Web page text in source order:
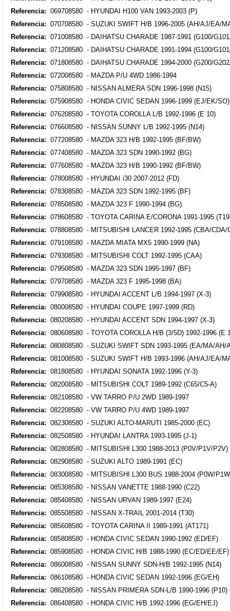
Referencia: 069708580 - HYUNDAI H100 VAN 1993-2003 (P)
Referencia: 070708580 - SUZUKI SWIFT H/B 1996-2005 (AH/AJ/EA/
Referencia: 071008580 - DAIHATSU CHARADE 1987-1991 (G100/
Referencia: 071208580 - DAIHATSU CHARADE 1991-1994 (G100/
Referencia: 071808580 - DAIHATSU CHARADE 1994-2000 (G200/
Referencia: 072008580 - MAZDA P/U 4WD 1986-1994
Referencia: 075808580 - NISSAN ALMERA SDN 1996-1998 (N15)
Referencia: 075908580 - HONDA CIVIC SEDAN 1996-1999 (EJ/EK/SO)
Referencia: 076208580 - TOYOTA COROLLA L/B 1992-1996 (E 10)
Referencia: 076608580 - NISSAN SUNNY L/B 1992-1995 (N14)
Referencia: 077208580 - MAZDA 323 H/B 1992-1995 (BF/BW)
Referencia: 077408580 - MAZDA 323 SDN 1990-1992 (BG)
Referencia: 077608580 - MAZDA 323 H/B 1990-1992 (BF/BW)
Referencia: 078008580 - HYUNDAI i30 2007-2012 (FD)
Referencia: 078308580 - MAZDA 323 SDN 1992-1995 (BF)
Referencia: 078508580 - MAZDA 323 F 1990-1994 (BG)
Referencia: 078608580 - TOYOTA CARINA E/CORONA 1991-1995
Referencia: 078808580 - MITSUBISHI LANCER 1992-1995 (CBA/CDA/
Referencia: 079108580 - MAZDA MIATA MX5 1990-1999 (NA)
Referencia: 079308580 - MITSUBISHI COLT 1992-1995 (CAA)
Referencia: 079508580 - MAZDA 323 SDN 1995-1997 (BF)
Referencia: 079708580 - MAZDA 323 F 1995-1998 (BA)
Referencia: 079908580 - HYUNDAI ACCENT L/B 1994-1997 (X-3)
Referencia: 080008580 - HYUNDAI COUPE 1997-1999 (RD)
Referencia: 080208580 - HYUNDAI ACCENT SDN 1994-1997 (X-3)
Referencia: 080608580 - TOYOTA COROLLA H/B (3/5D) 1992-1996 (E
Referencia: 080808580 - SUZUKI SWIFT SDN 1993-1995 (EA/MA/AH/
Referencia: 081008580 - SUZUKI SWIFT H/B 1993-1996 (AH/AJ/EA/
Referencia: 081808580 - HYUNDAI SONATA 1992-1996 (Y-3)
Referencia: 082008580 - MITSUBISHI COLT 1989-1992 (C65/C5-A)
Referencia: 082108580 - VW TARRO P/U 2WD 1989-1997
Referencia: 082208580 - VW TARRO P/U 4WD 1989-1997
Referencia: 082308580 - SUZUKI ALTO-MARUTI 1985-2000 (EC)
Referencia: 082508580 - HYUNDAI LANTRA 1993-1995 (J-1)
Referencia: 082808580 - MITSUBISHI L300 1988-2013 (P0V/P1V/P2V)
Referencia: 082908580 - SUZUKI ALTO 1989-1991 (EC)
Referencia: 083008580 - MITSUBISHI L300 BUS 1988-2004 (P0W/
Referencia: 085308580 - NISSAN VANETTE 1988-1990 (C22)
Referencia: 085408580 - NISSAN URVAN 1989-1997 (E24)
Referencia: 085508580 - NISSAN X-TRAIL 2001-2014 (T30)
Referencia: 085608580 - TOYOTA CARINA II 1989-1991 (AT171)
Referencia: 085808580 - HONDA CIVIC SEDAN 1990-1992 (ED/EF)
Referencia: 085908580 - HONDA CIVIC H/B 1988-1990 (EC/ED/EE/EF)
Referencia: 086008580 - NISSAN SUNNY SDN-H/B 1992-1995 (N14)
Referencia: 086108580 - HONDA CIVIC SEDAN 1992-1996 (EG/EH)
Referencia: 086208580 - NISSAN PRIMERA SDN-L/B 1990-1996 (P10)
Referencia: 086408580 - HONDA CIVIC H/B 1992-1996 (EG/EH/EJ)